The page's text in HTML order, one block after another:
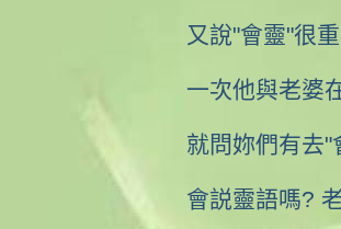
又說"會靈"很
一次他與老婆
就問妳們有去"
會説靈語嗎?